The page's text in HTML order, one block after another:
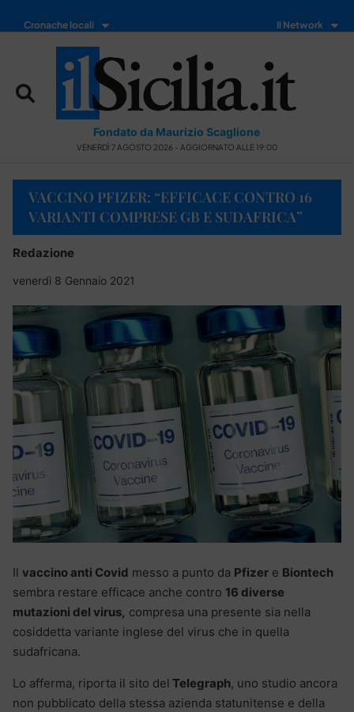
Cronache locali Il Network
Fondato da Maurizio Scaglione
VENERDÌ 7 AGOSTO 2026 - AGGIORNATO ALLE 19:00
VACCINO PFIZER: “EFFICACE CONTRO 16
VARIANTI COMPRESE GB E SUDAFRICA”
Redazione
venerdì 8 Gennaio 2021
Il vaccino anti Covid messo a punto da Pfizer e Biontech
sembra restare efficace anche contro 16 diverse
mutazioni del virus, compresa una presente sia nella
cosiddetta variante inglese del virus che in quella
sudafricana.
Lo afferma, riporta il sito del Telegraph, uno studio ancora
non pubblicato della stessa azienda statunitense e della